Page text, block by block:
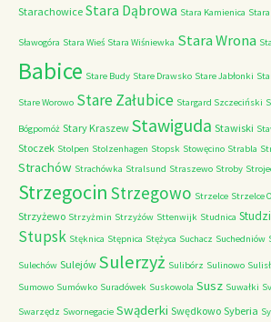
Starachowice Stara Dąbrowa Stara Kamienica
Sławogóra Stara Wieś Stara Wiśniewka Stara Wrona
Babice Stare Budy Stare Drawsko Stare Jabłonki
Stare Worowo Stare Załubice Stargard Szczeciński
Bógpomóż Stary Kraszew Stawiguda Stawiski
Stoczek Stolpen Stolzenhagen Stopsk Stowęcino Strabla
Strachów Strachówka Stralsund Straszewo Stroby
Strzegocin Strzegowo Strzelce Strzelce
Strzyżewo Strzyżmin Strzyżów Sttenwijk Studnica
Stupsk Stęknica Stępnica Stężyca Suchacz Suchedniów
Sulechów Sulejów Sulerzyż Sulibórz Sulinowo
Sumowo Sumówko Suradówek Suskowola Susz Suwałki
Swarzędz Swornegacie Swąderki Swędkowo Syberia